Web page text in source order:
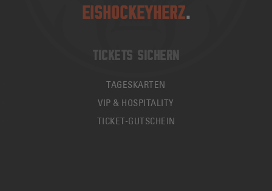
EISHOCKEYHERZ.
TICKETS SICHERN
TAGESKARTEN
VIP & HOSPITALITY
TICKET-GUTSCHEIN